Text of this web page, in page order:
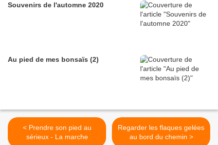
Souvenirs de l'automne 2020
Au pied de mes bonsaïs (2)
< Prendre son pied au
sérieux - La marche
Regarder les flaques gelées
au bord du chemin >